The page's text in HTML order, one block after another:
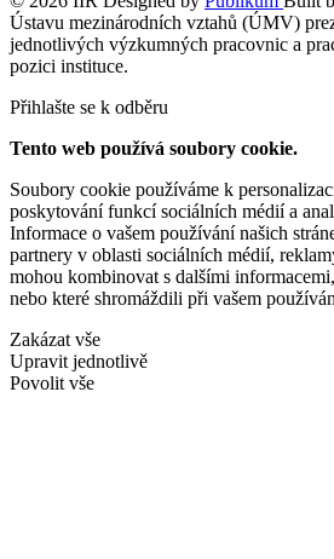
Ústavu mezinárodních vztahů (ÚMV)
jednotlivých výzkumných pracovnic a
pozici instituce.
Přihlašte se k odběru
Tento web používá soubory cookie.
Soubory cookie používáme k
poskytování funkcí sociálních médií a
Informace o vašem používání našich
partnery v oblasti sociálních médií,
mohou kombinovat s dalšími
nebo které shromáždili při vašem
Zakázat vše
Upravit jednotlivě
Povolit vše